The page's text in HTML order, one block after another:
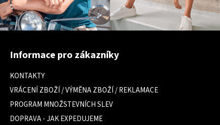
Z
Informace pro zákazníky
KONTAKTY
VRÁCENÍ ZBOŽÍ / VÝMĚNA ZBOŽÍ / REKLAMACE
PROGRAM MNOŽSTEVNÍCH SLEV
DOPRAVA - JAK EXPEDUJEME